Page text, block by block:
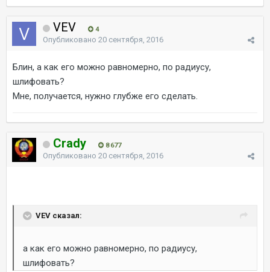
VEV 4
Опубликовано 20 сентября, 2016
Блин, а как его можно равномерно, по радиусу,
шлифовать?
Мне, получается, нужно глубже его сделать.
Crady 8 677
Опубликовано 20 сентября, 2016
VEV сказал:
а как его можно равномерно, по радиусу,
шлифовать?